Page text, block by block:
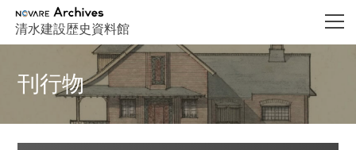
清水建設歴史資料館
刊行物